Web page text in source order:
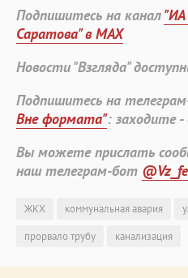
Подпишитесь на канал"ИА
Саратова" в MAX
Новости "Взгляда"
Подпишитесь на
Вне формата": заходите
Вы можете прислать
наш телеграм-бот
ЖКХ коммунальная авария
прорвало трубу
канализация